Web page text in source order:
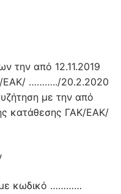
την από 12.11.2019
ΕΑΚ/ ………../20.2.2020
με την από
κατάθεσης ΓΑΚ/ΕΑΚ/
με κωδικό …………